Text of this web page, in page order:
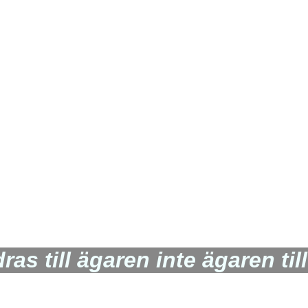
till ägaren inte ägaren